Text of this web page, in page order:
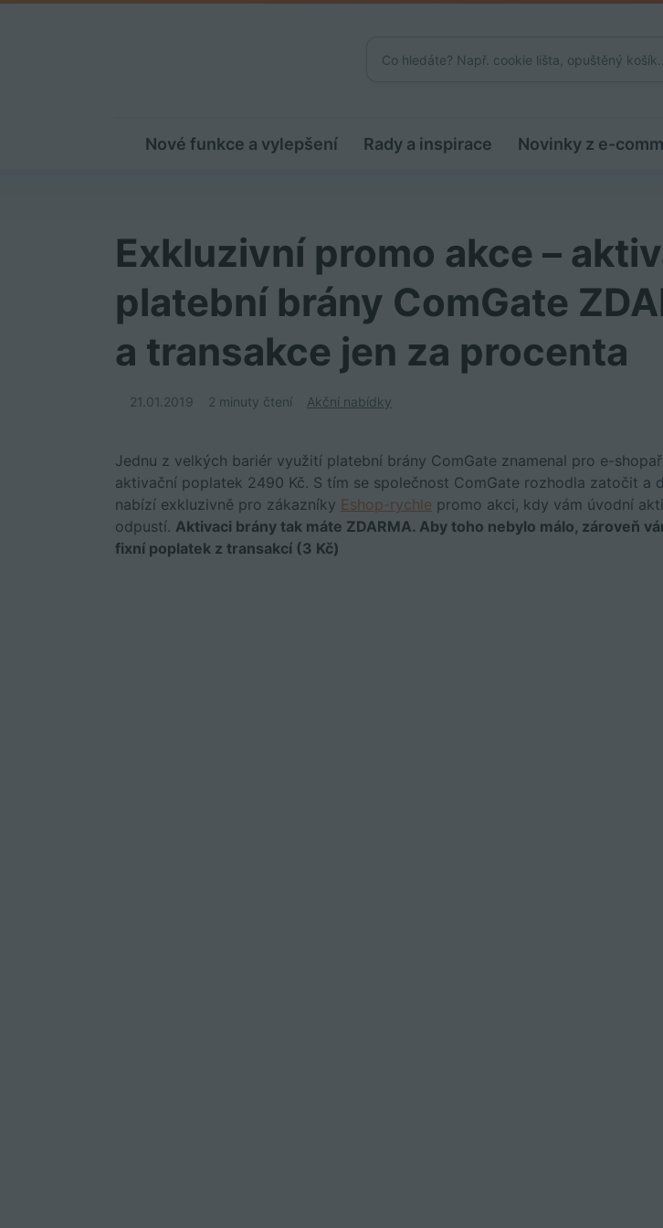
Nové funkce a vylepšení Rady a inspirace Novinky z e-
Exkluzivní promo akce –
platební brány ComGate
a transakce jen za procenta
21.01.2019 2 minuty čtení Akční nabídky
Jednu z velkých bariér využití platební brány ComGate znamenal pro e-
aktivační poplatek 2490 Kč. S tím se společnost ComGate rozhodla zatočit a
nabízí exkluzivně pro zákazníky Eshop-rychle promo akci, kdy vám úvodní
odpustí. Aktivaci brány tak máte ZDARMA. Aby toho nebylo málo, zároveň
fixní poplatek z transakcí (3 Kč)